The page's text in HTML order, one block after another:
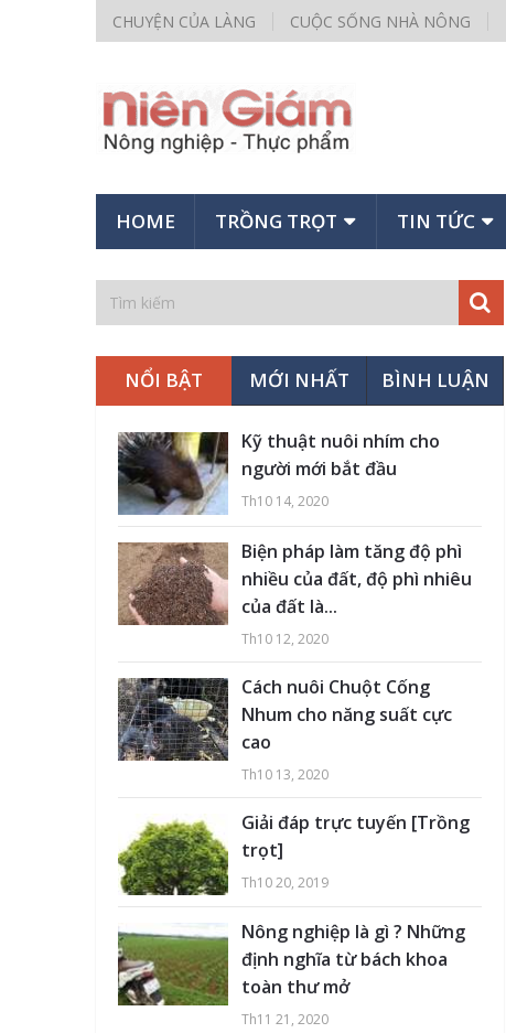
CHUYỆN CỦA LÀNG CUỘC SỐNG NHÀ NÔNG
HOME TRỒNG TRỌT TIN TỨC
NỔI BẬT MỚI NHẤT BÌNH LUẬN
Kỹ thuật nuôi nhím cho
người mới bắt đầu
Th10 14, 2020
Biện pháp làm tăng độ phì
nhiều của đất, độ phì nhiêu
của đất là...
Th10 12, 2020
Cách nuôi Chuột Cống
Nhum cho năng suất cực
cao
Th10 13, 2020
Giải đáp trực tuyến [Trồng
trọt]
Th10 20, 2019
Nông nghiệp là gì ? Những
định nghĩa từ bách khoa
toàn thư mở
Th11 21, 2020